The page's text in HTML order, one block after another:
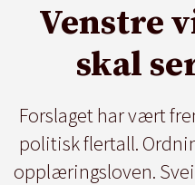
Venstre
skal
Forslaget har vært
politisk flertall.
opplæringsloven.